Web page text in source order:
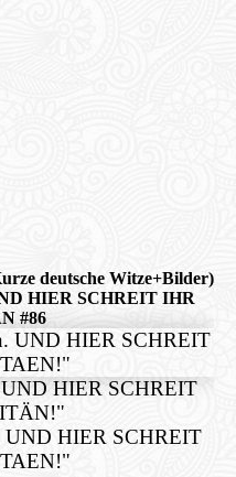
deutsche Witze+Bilder)
HIER SCHREIT IHR
#86
HIER SCHREIT
UND HIER SCHREIT